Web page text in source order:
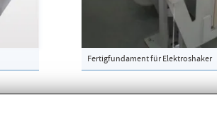
Fertigfundament für Elektroshaker